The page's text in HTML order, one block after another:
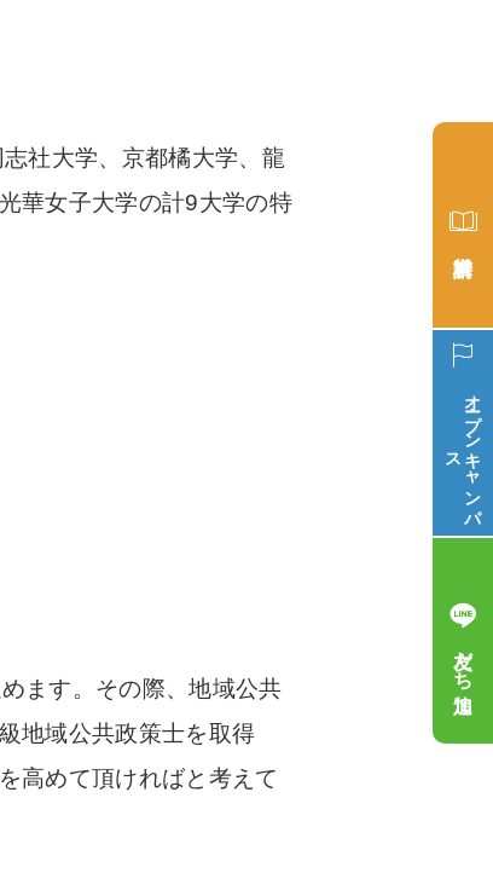
社大学、京都橘大学、龍
華女子大学の計9大学の特
ます。その際、地域公共
地域公共政策士を取得
高めて頂ければと考えて
オープン
キ
ャ
ン
パ
ス
友だち追加